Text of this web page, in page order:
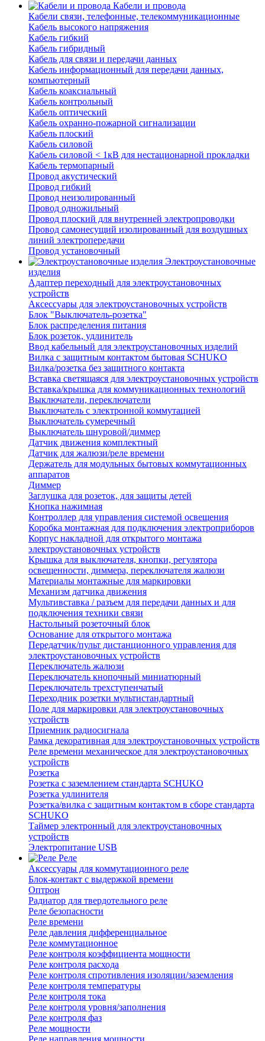
Кабели и провода
Кабели связи, телефонные, телекоммуникационные
Кабель высокого напряжения
Кабель гибкий
Кабель гибридный
Кабель для связи и передачи данных
Кабель информационный для передачи данных,
компьютерный
Кабель коаксиальный
Кабель контрольный
Кабель оптический
Кабель охранно-пожарной сигнализации
Кабель плоский
Кабель силовой
Кабель силовой < 1кВ для нестационарной прокладки
Кабель термопарный
Провод акустический
Провод гибкий
Провод неизолированный
Провод одножильный
Провод плоский для внутренней электропроводки
Провод самонесущий изолированный для воздушных
линий электропередачи
Провод установочный
Электроустановочные
изделия
Адаптер переходный для электроустановочных
устройств
Аксессуары для электроустановочных устройств
Блок "Выключатель-розетка"
Блок распределения питания
Блок розеток, удлинитель
Ввод кабельный для электроустановочных изделий
Вилка с защитным контактом бытовая SCHUKO
Вилка/розетка без защитного контакта
Вставка светящаяся для электроустановочных устройств
Вставка/крышка для коммуникационных технологий
Выключатели, переключатели
Выключатель с электронной коммутацией
Выключатель сумеречный
Выключатель шнуровой/диммер
Датчик движения комплектный
Датчик для жалюзи/реле времени
Держатель для модульных бытовых коммутационных
аппаратов
Диммер
Заглушка для розеток, для защиты детей
Кнопка нажимная
Контроллер для управления системой освещения
Коробка монтажная для подключения электроприборов
Корпус накладной для открытого монтажа
электроустановочных устройств
Крышка для выключателя, кнопки, регулятора
освещенности, диммера, переключателя жалюзи
Материалы монтажные для маркировки
Механизм датчика движения
Мультивставка / разъем для передачи данных и для
подключения техники связи
Настольный розеточный блок
Основание для открытого монтажа
Передатчик/пульт дистанционного управления для
электроустановочных устройств
Переключатель жалюзи
Переключатель кнопочный миниатюрный
Переключатель трехступенчатый
Переходник розетки мультистандартный
Поле для маркировки для электроустановочных
устройств
Приемник радиосигнала
Рамка декоративная для электроустановочных устройств
Реле времени механическое для электроустановочных
устройств
Розетка
Розетка с заземлением стандарта SCHUKO
Розетка удлинителя
Розетка/вилка с защитным контактом в сборе стандарта
SCHUKO
Таймер электронный для электроустановочных
устройств
Электропитание USB
Реле
Аксессуары для коммутационного реле
Блок-контакт с выдержкой времени
Оптрон
Радиатор для твердотельного реле
Реле безопасности
Реле времени
Реле давления дифференциальное
Реле коммутационное
Реле контроля коэффициента мощности
Реле контроля расхода
Реле контроля спротивления изоляции/заземления
Реле контроля температуры
Реле контроля тока
Реле контроля уровня/заполнения
Реле контроля фаз
Реле мощности
Реле направления мощности